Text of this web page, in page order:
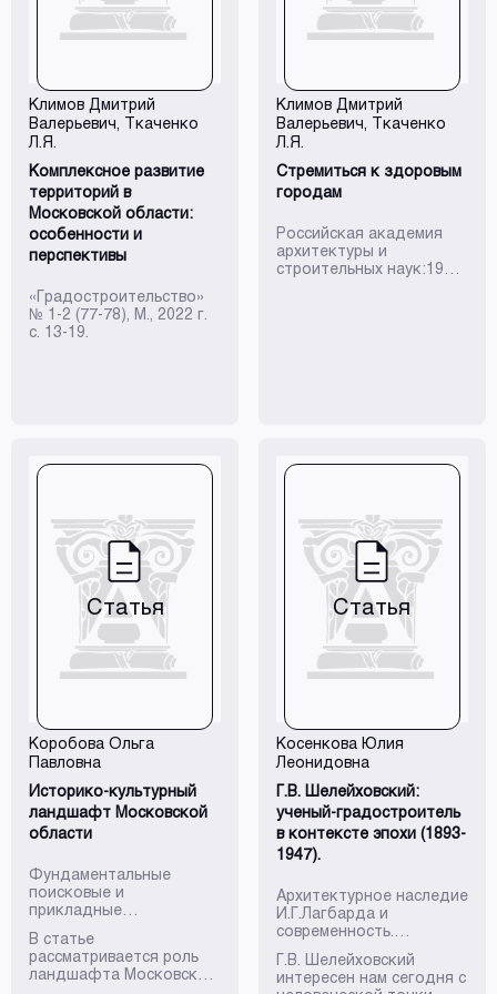
градостроительства и
строительной отрасли
в 2-х тома...
гипертрофированному
росту столицы
параллельно с
периферийных регионов
и деградацией малых
городов и
сельскихтерритори...
Климов Дмитрий
Валерьевич, Ткаченко
Л.Я.
Комплексное развитие
территорий в
Московской области:
особенности и
перспективы
«Градостроительство»
№ 1-2 (77-78), М., 2022 г.
с. 13-19.
Климов Дмитрий
Валерьевич, Ткаченко
Л.Я.
Стремиться к здоровым
городам
Российская академия
архитектуры и
строительных наук:1992-
Статья
Коробова Ольга
Павловна
Историко-культурный
ландшафт Московской
области
Фундаментальные
поисковые и
прикладные
научному обеспечению
развития архитектуры,
градостроительства и
В статье
рассматривается роль
ландшафта Московской
Статья
Косенкова Юлия
Леонидовна
Г.В. Шелейховский:
ученый-градостроитель
в контексте эпохи (1893-
1947).
Архитектурное наследие
И.Г.Лагбарда и
современность.
по материалам
Международной
Г.В. Шелейховский
интересен нам сегодня с